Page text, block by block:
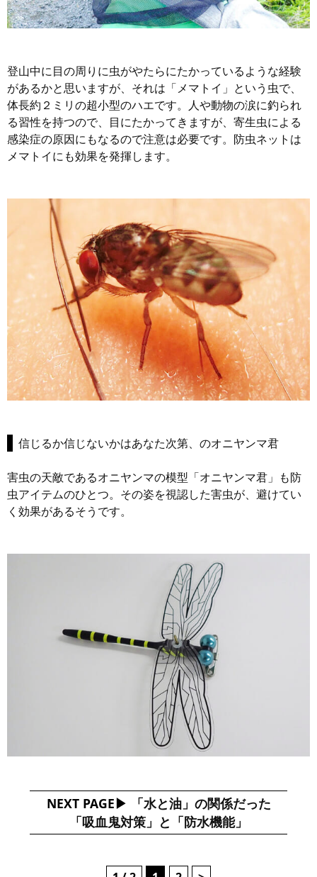
登山中に目の周りに虫がやたらにたかっているような経験
があるかと思いますが、それは「メマトイ」という虫で、
体長約２ミリの超小型のハエです。人や動物の涙に釣られ
る習性を持つので、目にたかってきますが、寄生虫による
感染症の原因にもなるので注意は必要です。防虫ネットは
メマトイにも効果を発揮します。
信じるか信じないかはあなた次第、のオニヤンマ君
害虫の天敵であるオニヤンマの模型「オニヤンマ君」も防
虫アイテムのひとつ。その姿を視認した害虫が、避けてい
く効果があるそうです。
NEXT PAGE
「水と油」の関係だった
「吸血鬼対策」と「防水機能」